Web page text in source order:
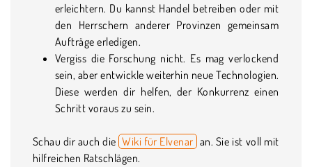
erleichtern. Du kannst Handel betreiben oder mit
den Herrschern anderer Provinzen gemeinsam
Aufträge erledigen.
Vergiss die Forschung nicht. Es mag verlockend
sein, aber entwickle weiterhin neue Technologien.
Diese werden dir helfen, der Konkurrenz einen
Schritt voraus zu sein.
Schau dir auch die Wiki für Elvenar an. Sie ist voll mit
hilfreichen Ratschlägen.